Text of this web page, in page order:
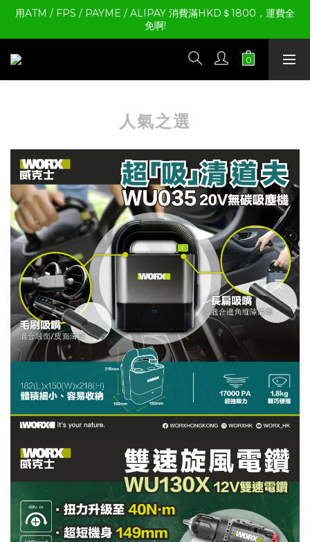
用ATM / FPS / PAYME / ALIPAY 消費滿HKD＄1800，運費全
免啊!
人氣之選